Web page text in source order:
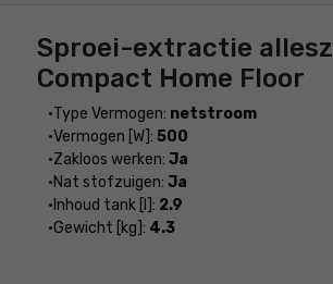
Sproei-extractie
Compact Home Floor
Type Vermogen: netstroom
Vermogen [W]: 500
Zakloos werken: Ja
Nat stofzuigen: Ja
Inhoud tank [l]: 2.9
Gewicht [kg]: 4.3